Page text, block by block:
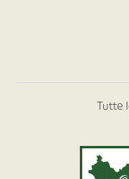
Tutte